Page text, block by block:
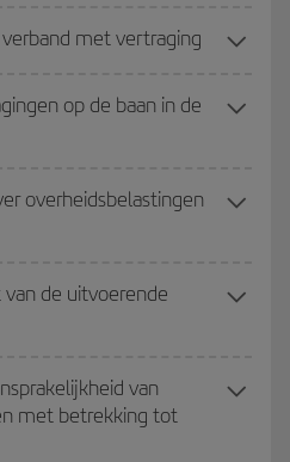
verband met vertraging
op de baan in de
overheidsbelastingen
de uitvoerende
van
met betrekking tot